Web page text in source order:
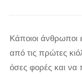
Κάποιοι άνθρωποι
από τις πρώτες
όσες φορές και να